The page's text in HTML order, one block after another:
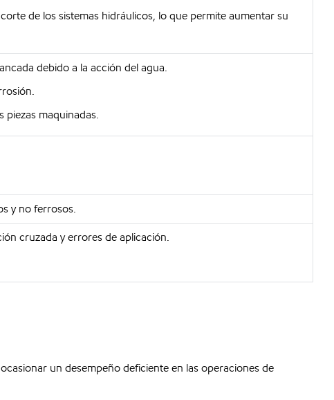
de los sistemas hidráulicos, lo que permite aumentar su
debido a la acción del agua.
piezas maquinadas.
y no ferrosos.
cruzada y errores de aplicación.
un desempeño deficiente en las operaciones de